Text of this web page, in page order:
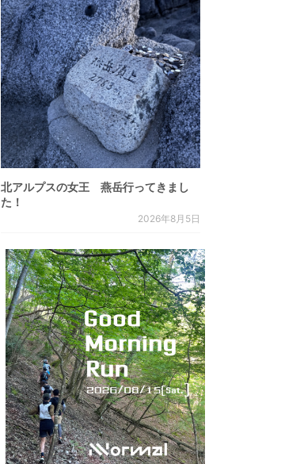
北アルプスの女王 燕岳行ってきまし
た！
2026年8月5日